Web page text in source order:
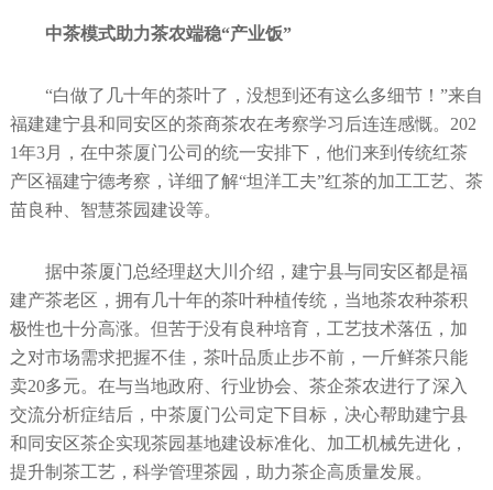
中茶模式助力茶农端稳“产业饭”
“白做了几十年的茶叶了，没想到还有这么多细节！”来自
福建建宁县和同安区的茶商茶农在考察学习后连连感慨。202
1年3月，在中茶厦门公司的统一安排下，他们来到传统红茶
产区福建宁德考察，详细了解“坦洋工夫”红茶的加工工艺、茶
苗良种、智慧茶园建设等。
据中茶厦门总经理赵大川介绍，建宁县与同安区都是福
建产茶老区，拥有几十年的茶叶种植传统，当地茶农种茶积
极性也十分高涨。但苦于没有良种培育，工艺技术落伍，加
之对市场需求把握不佳，茶叶品质止步不前，一斤鲜茶只能
卖20多元。在与当地政府、行业协会、茶企茶农进行了深入
交流分析症结后，中茶厦门公司定下目标，决心帮助建宁县
和同安区茶企实现茶园基地建设标准化、加工机械先进化，
提升制茶工艺，科学管理茶园，助力茶企高质量发展。